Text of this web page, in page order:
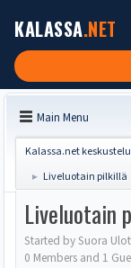
KALASSA.NET
Main Menu
Kalassa.net
► Liveluotain pilkillä
Liveluotain
Started by Suora
0 Members and 1